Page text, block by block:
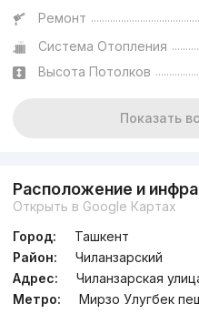
Ремонт
Система Отопления
Высота Потолков
Показать
Расположение и
Открыть в Google Картах
Город:
Ташкент
Район:
Чиланзарский
Адрес:
Чиланзарская
Метро:
Мирзо Улугбек